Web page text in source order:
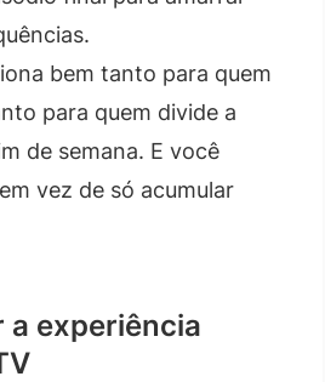
bem tanto para quem
para quem divide a
de semana. E você
vez de só acumular
a experiência